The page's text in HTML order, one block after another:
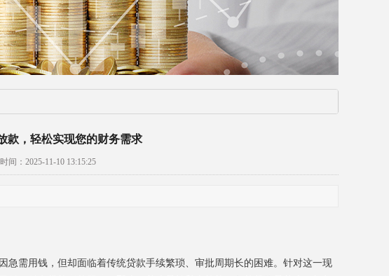
款，轻松实现您的财务需求
：2025-11-10 13:15:25
需用钱，但却面临着传统贷款手续繁琐、审批周期长的困难。针对这一现